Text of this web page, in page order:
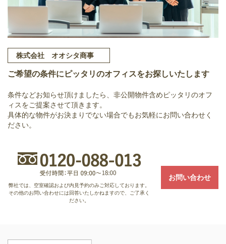
株式会社 オオシタ商事
ご希望の条件にピッタリのオフィスをお探しいたします
条件などお知らせ頂けましたら、非公開物件含めピッタリのオフ
ィスをご提案させて頂きます。
具体的な物件がお決まりでない場合でもお気軽にお問い合わせく
ださい。
弊社では、空室確認および内見予約のみご対応しております。
その他のお問い合わせには回答いたしかねますので、ご了承く
ださい。
お問い合わせ